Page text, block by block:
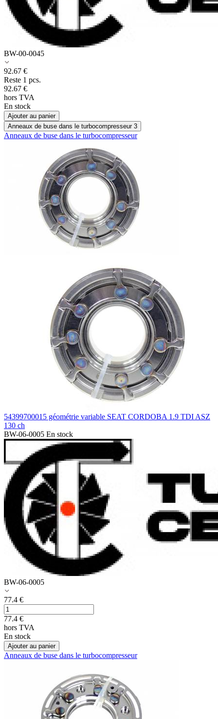
BW-00-0045
92.67 €
Reste 1 pcs.
92.67 €
hors TVA
En stock
Ajouter au panier
Anneaux de buse dans le turbocompresseur 3
Anneaux de buse dans le turbocompresseur
54399700015 géométrie variable SEAT CORDOBA 1.9 TDI ASZ
130 ch
BW-06-0005 En stock
BW-06-0005
77.4 €
77.4 €
hors TVA
En stock
Ajouter au panier
Anneaux de buse dans le turbocompresseur